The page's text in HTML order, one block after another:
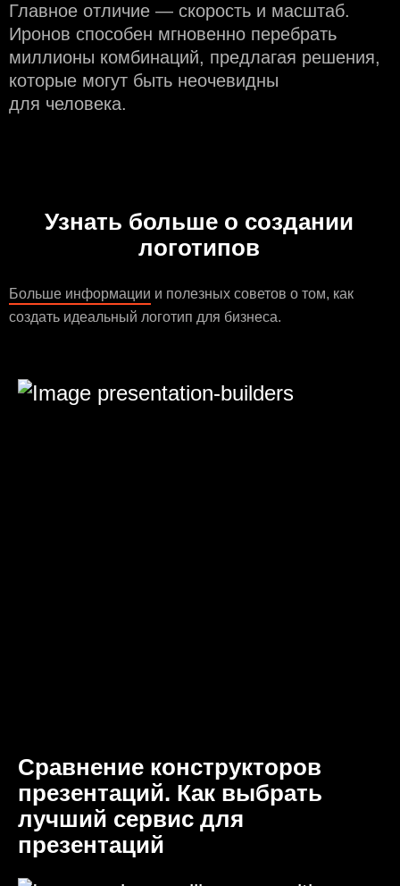
Главное отличие — скорость и масштаб.
Иронов способен мгновенно перебрать
миллионы комбинаций, предлагая решения,
которые могут быть неочевидны
для человека.
Узнать больше о создании
логотипов
Больше информации и полезных советов о том, как
создать идеальный логотип для бизнеса.
Сравнение конструкторов
презентаций. Как выбрать
лучший сервис для
презентаций